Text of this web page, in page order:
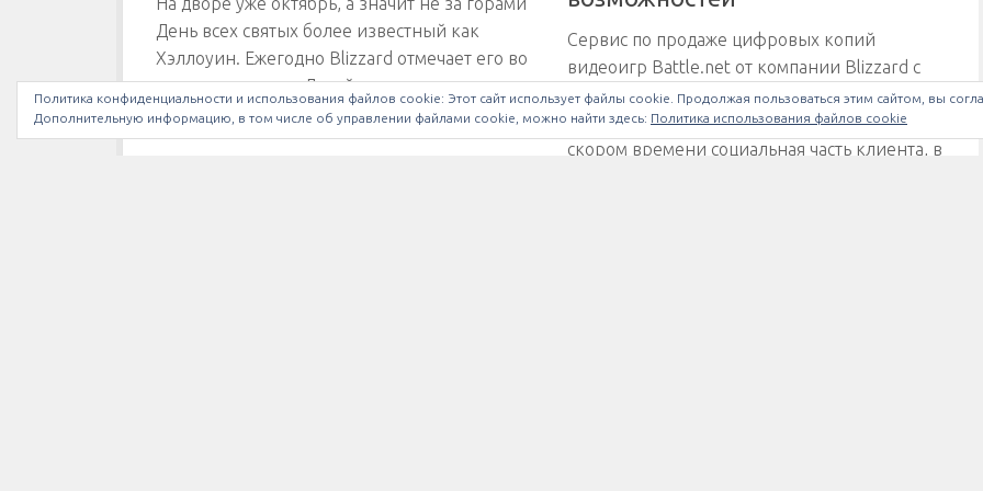
День всех святых более известный как
Хэллоуин. Ежегодно Blizzard отмечает его во
всех своих играх. Давайте посмотрим что
ждет нас в...
Сервис по продаже цифровых копий
видеоигр Battle.net от компании Blizzard с
каждым обновлением пополняется новыми
полезными функциями. Так, например, в
скором времени социальная часть клиента, в
Политика конфиденциальности и использования файлов сookie: Этот сайт использует файлы cookie. Продолжая пользоваться этим сайтом, вы
Дополнительную информацию, в том числе об управлении файлами cookie, можно найти здесь: Политика использования файлов cookie